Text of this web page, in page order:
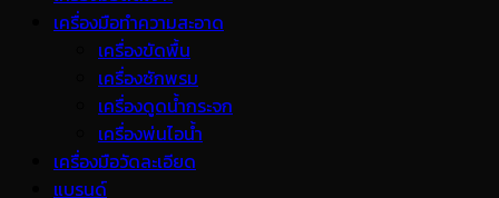
เครื่องมือทำความสะอาด
เครื่องขัดพื้น
เครื่องซักพรม
เครื่องดูดน้ำกระจก
เครื่องพ่นไอน้ำ
เครื่องมือวัดละเอียด
แบรนด์